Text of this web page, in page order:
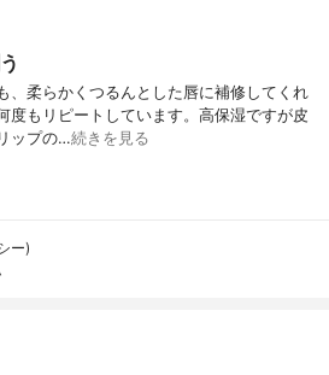
、柔らかくつるんとした唇に補修してくれ
度もリピートしています。高保湿ですが皮
ップの…続きを見る
ー)